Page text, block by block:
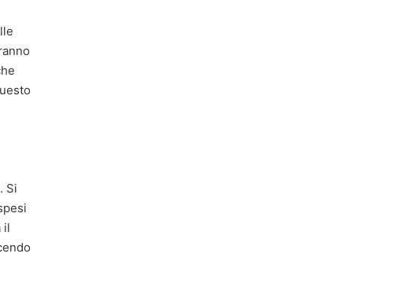
Si
il